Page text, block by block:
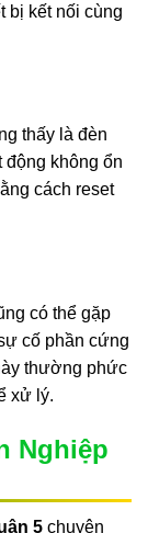
bị kết nối cùng
thấy là đèn
động không ổn
cách reset
có thể gặp
cố phần cứng
thường phức
xử lý.
Nghiệp
5 chuyên